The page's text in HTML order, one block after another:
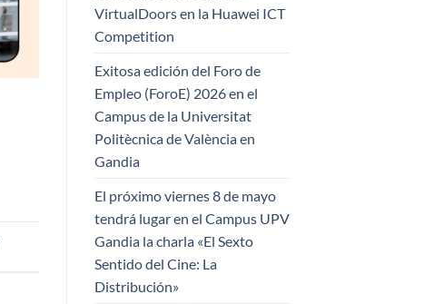
VirtualDoors en la Huawei ICT
Competition
Exitosa edición del Foro de
Empleo (ForoE) 2026 en el
Campus de la Universitat
Politècnica de València en
Gandia
El próximo viernes 8 de mayo
tendrá lugar en el Campus UPV
Gandia la charla «El Sexto
Sentido del Cine: La
Distribución»